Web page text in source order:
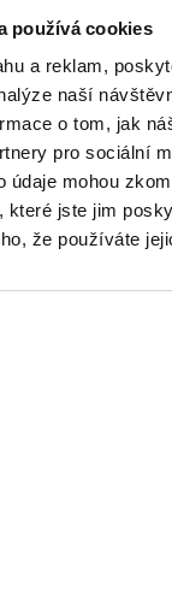
používá cookies
a reklam,
naší
o tom, jak
pro sociální
údaje mohou
které jste jim
že používáte
- světlé dřevo